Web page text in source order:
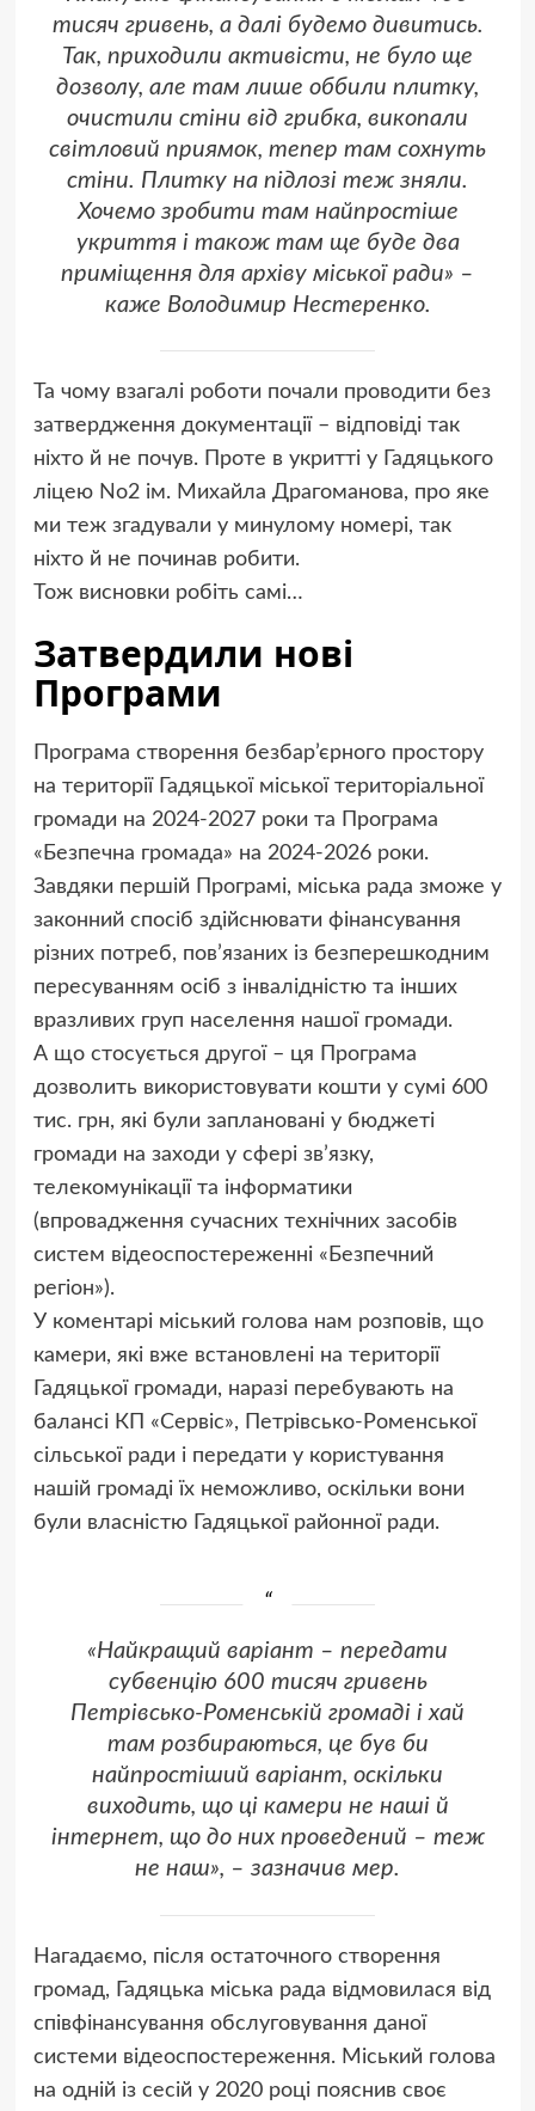
тисяч гривень, а далі будемо дивитись.
Так, приходили активісти, не було ще
дозволу, але там лише оббили плитку,
очистили стіни від грибка, викопали
світловий приямок, тепер там сохнуть
стіни. Плитку на підлозі теж зняли.
Хочемо зробити там найпростіше
укриття і також там ще буде два
приміщення для архіву міської ради» –
каже Володимир Нестеренко.
Та чому взагалі роботи почали проводити без
затвердження документації – відповіді так
ніхто й не почув. Проте в укритті у Гадяцького
ліцею No2 ім. Михайла Драгоманова, про яке
ми теж згадували у минулому номері, так
ніхто й не починав робити.
Тож висновки робіть самі…
Затвердили нові
Програми
Програма створення безбар’єрного простору
на території Гадяцької міської територіальної
громади на 2024-2027 роки та Програма
«Безпечна громада» на 2024-2026 роки.
Завдяки першій Програмі, міська рада зможе у
законний спосіб здійснювати фінансування
різних потреб, пов’язаних із безперешкодним
пересуванням осіб з інвалідністю та інших
вразливих груп населення нашої громади.
А що стосується другої – ця Програма
дозволить використовувати кошти у сумі 600
тис. грн, які були заплановані у бюджеті
громади на заходи у сфері зв’язку,
телекомунікації та інформатики
(впровадження сучасних технічних засобів
систем відеоспостереженні «Безпечний
регіон»).
У коментарі міський голова нам розповів, що
камери, які вже встановлені на території
Гадяцької громади, наразі перебувають на
балансі КП «Сервіс», Петрівсько-Роменської
сільської ради і передати у користування
нашій громаді їх неможливо, оскільки вони
були власністю Гадяцької районної ради.
«Найкращий варіант – передати
субвенцію 600 тисяч гривень
Петрівсько-Роменській громаді і хай
там розбираються, це був би
найпростіший варіант, оскільки
виходить, що ці камери не наші й
інтернет, що до них проведений – теж
не наш», – зазначив мер.
Нагадаємо, після остаточного створення
громад, Гадяцька міська рада відмовилася від
співфінансування обслуговування даної
системи відеоспостереження. Міський голова
на одній із сесій у 2020 році пояснив своє